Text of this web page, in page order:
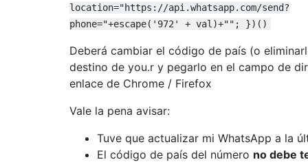
location="https://api.whatsapp.com/send?
phone="+escape('972' + val)+""; })()
Deberá cambiar el código de país (o
destino de you.r y pegarlo en el campo de
enlace de Chrome / Firefox
Vale la pena avisar:
Tuve que actualizar mi WhatsApp a la
El código de país del número no debe